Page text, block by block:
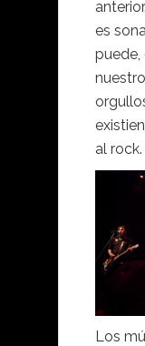
anterior.
es
puede,
al rock.
Los